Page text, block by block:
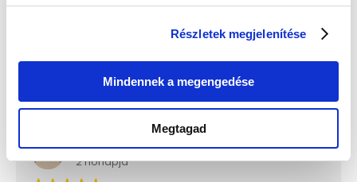
Részletek megjelenítése
Mindennek a megengedése
Megtagad